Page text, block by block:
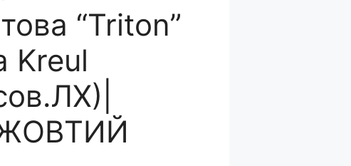
“Triton”
Kreul